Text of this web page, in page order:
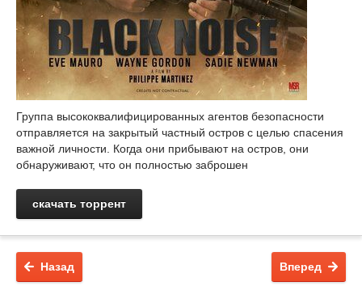
Группа высококвалифицированных агентов безопасности
отправляется на закрытый частный остров с целью спасения
важной личности. Когда они прибывают на остров, они
обнаруживают, что он полностью заброшен
скачать торрент
Назад Вперед